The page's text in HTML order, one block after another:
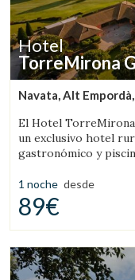
Hotel
TorreMirona
Navata, Alt
El Hotel TorreMirona
un exclusivo hotel
gastronómico y
1 noche desde
89€